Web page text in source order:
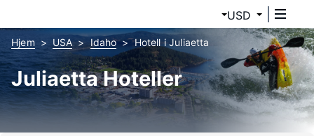
USD
Hjem USA Idaho Hotell i Juliaetta
Juliaetta Hoteller